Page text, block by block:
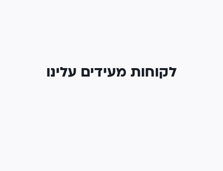
לקוחות מעידים עלינו